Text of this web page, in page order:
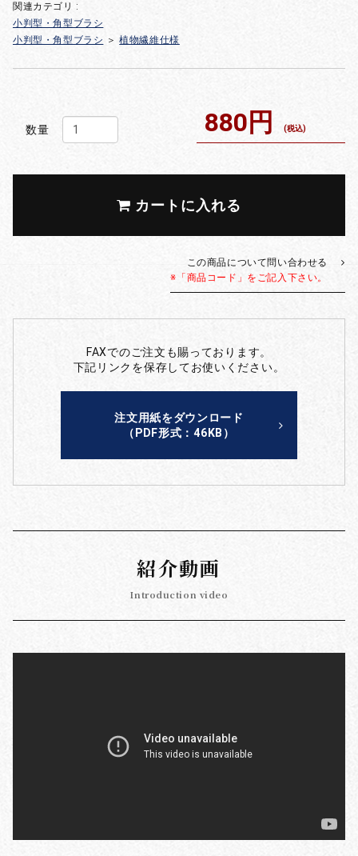
関連カテゴリ :
小判型・角型ブラシ
小判型・角型ブラシ ＞ 植物繊維仕様
数量 880円 (税込)
カートに入れる
この商品について問い合わせる
※「商品コード」をご記入下さい。
FAXでのご注文も賜っております。
下記リンクを保存してお使いください。
注文用紙をダウンロード
（PDF形式：46KB）
紹介動画
Introduction video